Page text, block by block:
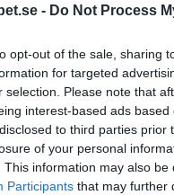
- Do Not Process
opt-out of the sale, sharing
for targeted
selection. Please note that
interest-based ads
to third parties
of your personal
This information may also
Participants that may further
2020-